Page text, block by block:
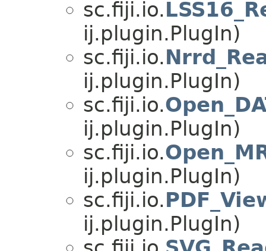
sc.fiji.io.
ij.plugin.PlugIn)
sc.fiji.io.
ij.plugin.PlugIn)
sc.fiji.io.
ij.plugin.PlugIn)
sc.fiji.io.
ij.plugin.PlugIn)
sc.fiji.io.
ij.plugin.PlugIn)